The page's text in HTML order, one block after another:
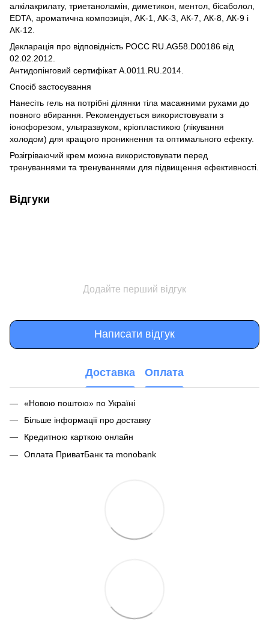
алкілакрилату, триетаноламін, диметикон, ментол, бісаболол,
EDTA, ароматична композиція, AK-1, AK-3, АК-7, АК-8, АК-9 і
АК-12.
Декларація про відповідність РОСС RU.AG58.D00186 від
02.02.2012.
Антидопінговий сертифікат А.0011.RU.2014.
Спосіб застосування
Нанесіть гель на потрібні ділянки тіла масажними рухами до
повного вбирання. Рекомендується використовувати з
іонофорезом, ультразвуком, кріопластикою (лікування
холодом) для кращого проникнення та оптимального ефекту.
Розігріваючий крем можна використовувати перед
тренуваннями та тренуваннями для підвищення ефективності.
Відгуки
Додайте перший відгук
Написати відгук
Доставка Оплата
«Новою поштою» по Україні
Більше інформації про доставку
Кредитною карткою онлайн
Оплата ПриватБанк та monobank